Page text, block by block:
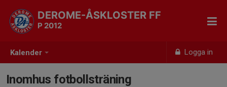
Kalender Logga in
DEROME-ÅSKLOSTER FF
P 2012
Inomhus fotbollsträning